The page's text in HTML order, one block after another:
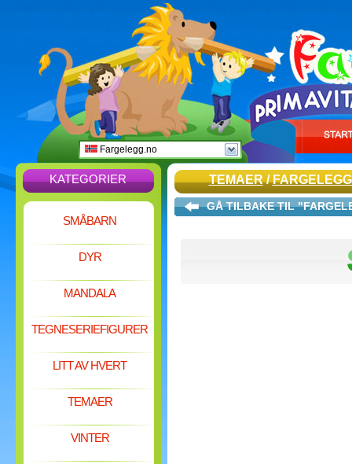
Fargelegg.no
KATEGORIER
SMÅBARN
DYR
MANDALA
TEGNESERIEFIGURER
LITT AV HVERT
TEMAER
VINTER
TEMAER/
GÅ TILBAKE TIL